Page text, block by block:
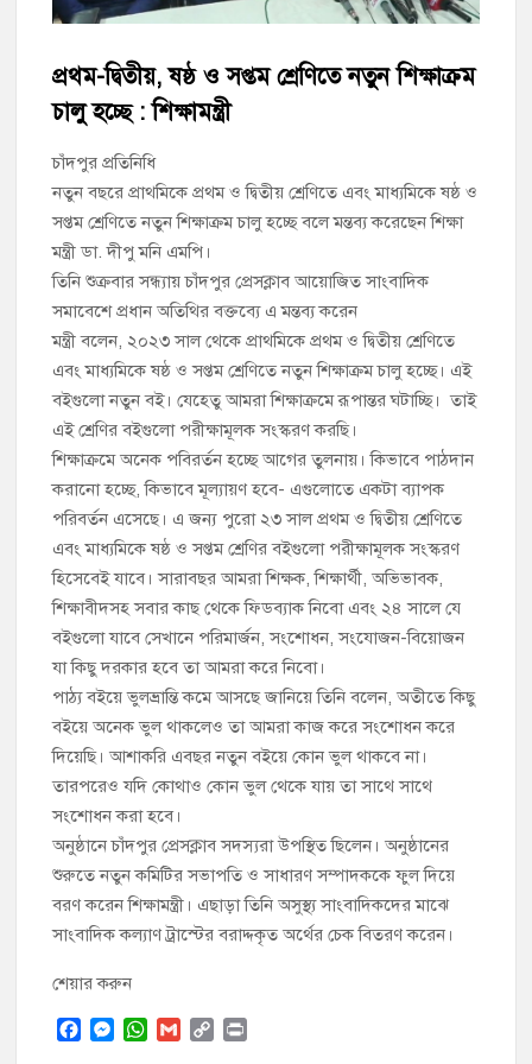
চাঁদপুর পৌর বিএনপির উপদেষ্টা মন্ডলীসহ ১০১ সদস্য বিশিষ্ট পূর্ণাঙ্গ
হাইমচরের হালিম চত্বরের দোকান উচ্ছেদ, ১০ হাজার টাকা জরিমানা
মঞ্চে নয়, নেতাকর্মীদের সারিতে বসে মতবিনিময় করলেন শিক্ষামন্ত্রী আ,ন,ম
এহসানুল হক মিলন
চাঁদপুর জেলা বিএনপির সিনিয়র সহ-সভাপতি মাহবুব আনোয়ার বাবলুর
মৃত্যুতে স্মরণ সভা ও দোয়া মাহফিল
চাঁদপুর পৌরসভার ২০৫ কোটি টাকার বাজেট ঘোষণা
কচুয়ায় পৃথক অভিযানে ২০১ পিস ইয়াবা ও ৫০ গ্রাম গাঁজাসহ ৩ মাদক
কারবারি গ্রেপ্তার
প্রথম-দ্বিতীয়, ষষ্ঠ ও সপ্তম শ্রেণিতে নতুন শিক্ষাক্রম
চালু হচ্ছে : শিক্ষামন্ত্রী
চাঁদপুর প্রতিনিধি
নতুন বছরে প্রাথমিকে প্রথম ও দ্বিতীয় শ্রেণিতে এবং মাধ্যমিকে ষষ্ঠ ও
সপ্তম শ্রেণিতে নতুন শিক্ষাক্রম চালু হচ্ছে বলে মন্তব্য করেছেন শিক্ষা
মন্ত্রী ডা. দীপু মনি এমপি।
তিনি শুক্রবার সন্ধ্যায় চাঁদপুর প্রেসক্লাব আয়োজিত সাংবাদিক
সমাবেশে প্রধান অতিথির বক্তব্যে এ মন্তব্য করেন
মন্ত্রী বলেন, ২০২৩ সাল থেকে প্রাথমিকে প্রথম ও দ্বিতীয় শ্রেণিতে
এবং মাধ্যমিকে ষষ্ঠ ও সপ্তম শ্রেণিতে নতুন শিক্ষাক্রম চালু হচ্ছে। এই
বইগুলো নতুন বই। যেহেতু আমরা শিক্ষাক্রমে রূপান্তর ঘটাচ্ছি। তাই
এই শ্রেণির বইগুলো পরীক্ষামূলক সংস্করণ করছি।
শিক্ষাক্রমে অনেক পবিরর্তন হচ্ছে আগের তুলনায়। কিভাবে পাঠদান
করানো হচ্ছে, কিভাবে মূল্যায়ণ হবে- এগুলোতে একটা ব্যাপক
পরিবর্তন এসেছে। এ জন্য পুরো ২৩ সাল প্রথম ও দ্বিতীয় শ্রেণিতে
এবং মাধ্যমিকে ষষ্ঠ ও সপ্তম শ্রেণির বইগুলো পরীক্ষামূলক সংস্করণ
হিসেবেই যাবে। সারাবছর আমরা শিক্ষক, শিক্ষার্থী, অভিভাবক,
শিক্ষাবীদসহ সবার কাছ থেকে ফিডব্যাক নিবো এবং ২৪ সালে যে
বইগুলো যাবে সেখানে পরিমার্জন, সংশোধন, সংযোজন-বিয়োজন
যা কিছু দরকার হবে তা আমরা করে নিবো।
পাঠ্য বইয়ে ভুলভ্রান্তি কমে আসছে জানিয়ে তিনি বলেন, অতীতে কিছু
বইয়ে অনেক ভুল থাকলেও তা আমরা কাজ করে সংশোধন করে
দিয়েছি। আশাকরি এবছর নতুন বইয়ে কোন ভুল থাকবে না।
তারপরেও যদি কোথাও কোন ভুল থেকে যায় তা সাথে সাথে
সংশোধন করা হবে।
অনুষ্ঠানে চাঁদপুর প্রেসক্লাব সদস্যরা উপস্থিত ছিলেন। অনুষ্ঠানের
শুরুতে নতুন কমিটির সভাপতি ও সাধারণ সম্পাদককে ফুল দিয়ে
বরণ করেন শিক্ষামন্ত্রী। এছাড়া তিনি অসুস্থ্য সাংবাদিকদের মাঝে
সাংবাদিক কল্যাণ ট্রাস্টের বরাদ্দকৃত অর্থের চেক বিতরণ করেন।
শেয়ার করুন
M
W
G
C